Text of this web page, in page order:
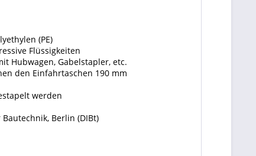
(PE)
Flüssigkeiten
Hubwagen, Gabelstapler, etc.
den Einfahrtaschen 190 mm
werden
Berlin (DIBt)